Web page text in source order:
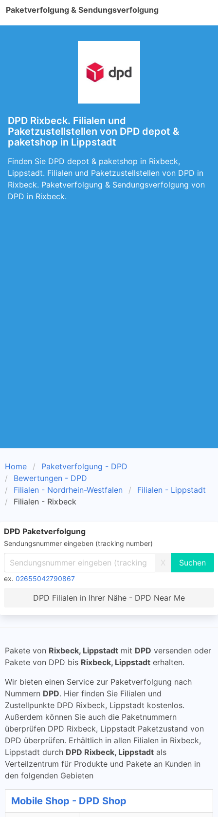
Paketverfolgung & Sendungsverfolgung
DPD Rixbeck. Filialen und
Paketzustellstellen von DPD depot &
paketshop in Lippstadt
Finden Sie DPD depot & paketshop in Rixbeck,
Lippstadt. Filialen und Paketzustellstellen von DPD in
Rixbeck. Paketverfolgung & Sendungsverfolgung von
DPD in Rixbeck.
Home
Paketverfolgung - DPD
Bewertungen - DPD
Filialen - Nordrhein-Westfalen
Filialen - Lippstadt
Filialen - Rixbeck
DPD Paketverfolgung
Sendungsnummer eingeben (tracking number)
X
ex. 02655042790867
DPD Filialen in Ihrer Nähe - DPD Near Me
Pakete von Rixbeck, Lippstadt mit DPD versenden oder
Pakete von DPD bis Rixbeck, Lippstadt erhalten.
Wir bieten einen Service zur Paketverfolgung nach
Nummern DPD. Hier finden Sie Filialen und
Zustellpunkte DPD Rixbeck, Lippstadt kostenlos.
Außerdem können Sie auch die Paketnummern
überprüfen DPD Rixbeck, Lippstadt Paketzustand von
DPD überprüfen. Erhältlich in allen Filialen in Rixbeck,
Lippstadt durch DPD Rixbeck, Lippstadt als
Verteilzentrum für Produkte und Pakete an Kunden in
den folgenden Gebieten
Mobile Shop - DPD Shop